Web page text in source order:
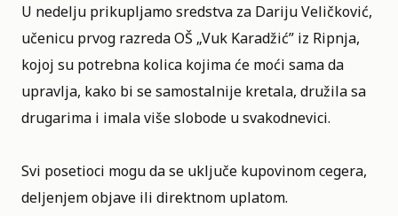
U nedelju prikupljamo sredstva za Dariju Veličković,
učenicu prvog razreda OŠ „Vuk Karadžić” iz Ripnja,
kojoj su potrebna kolica kojima će moći sama da
upravlja, kako bi se samostalnije kretala, družila sa
drugarima i imala više slobode u svakodnevici.
Svi posetioci mogu da se uključe kupovinom cegera,
deljenjem objave ili direktnom uplatom.